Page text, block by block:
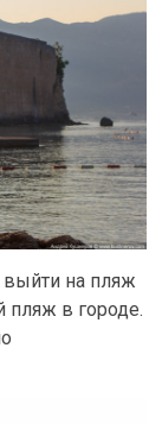
выйти на пляж
пляж в городе.